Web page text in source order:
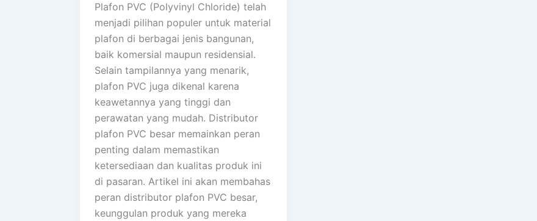
Plafon PVC (Polyvinyl Chloride) telah
menjadi pilihan populer untuk material
plafon di berbagai jenis bangunan,
baik komersial maupun residensial.
Selain tampilannya yang menarik,
plafon PVC juga dikenal karena
keawetannya yang tinggi dan
perawatan yang mudah. Distributor
plafon PVC besar memainkan peran
penting dalam memastikan
ketersediaan dan kualitas produk ini
di pasaran. Artikel ini akan membahas
peran distributor plafon PVC besar,
keunggulan produk yang mereka